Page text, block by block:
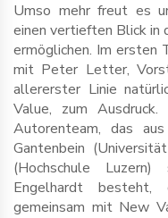
Umso mehr freut es
einen vertieften Blick in
ermöglichen. Im ersten
mit Peter Letter,
allererster Linie
Value, zum
Autorenteam, das
Gantenbein
(Hochschule
Engelhardt besteht,
gemeinsam mit New